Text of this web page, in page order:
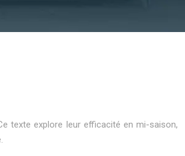
texte explore leur efficacité en mi-saison,